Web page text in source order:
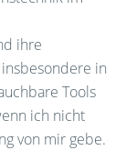
ihre
in
Tools
ich nicht
von mir gebe.